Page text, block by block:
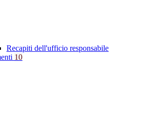
Recapiti dell'ufficio responsabile
10